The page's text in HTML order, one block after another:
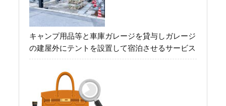
キャンプ用品等と車庫ガレージを貸与しガレージ
の建屋外にテントを設置して宿泊させるサービス